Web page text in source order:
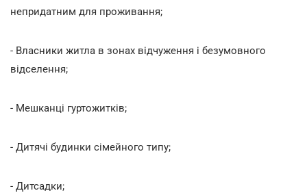
непридатним для проживання;
- Власники житла в зонах відчуження і безумовного
відселення;
- Мешканці гуртожитків;
- Дитячі будинки сімейного типу;
- Дитсадки;